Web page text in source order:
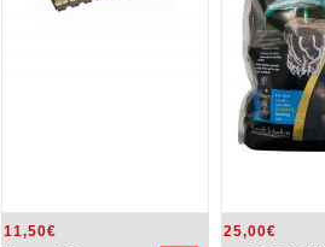
11,50€ 25,00€